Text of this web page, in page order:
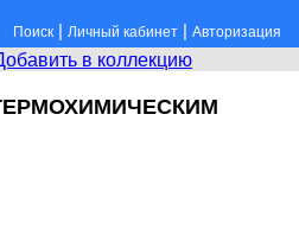
Поиск | Личный кабинет | Авторизация
в коллекцию